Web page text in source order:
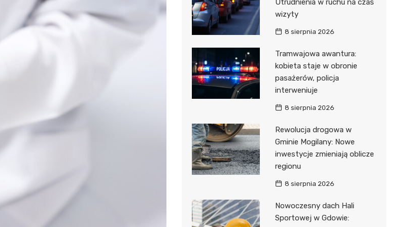
Utrudnienia w ruchu na czas
wizyty
8 sierpnia 2026
Tramwajowa awantura:
kobieta staje w obronie
pasażerów, policja
interweniuje
8 sierpnia 2026
Rewolucja drogowa w
Gminie Mogilany: Nowe
inwestycje zmieniają oblicze
regionu
8 sierpnia 2026
Nowoczesny dach Hali
Sportowej w Gdowie: